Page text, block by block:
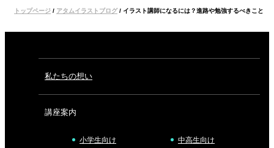
トップページ / アタムイラストブログ/ イラスト講師になるには？進路や勉強するべきこと
私たちの想い
講座案内
小学生向け 中高生向け